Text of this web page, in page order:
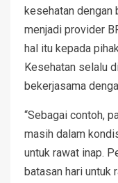
kesehatan dengan
menjadi provider
hal itu kepada
Kesehatan selalu
bekerjasama
“Sebagai contoh,
masih dalam
untuk rawat inap.
batasan hari untuk